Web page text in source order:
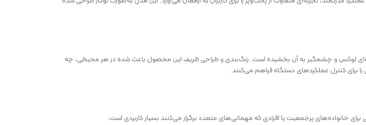
بر استحکام بالا، جلوه‌ای لوکس و چشمگیر به آن بخشیده است. رنگ‌بندی و طراحی ظریف این محصول باعث شده در هر محیطی، چه
برای کنترل عملکردهای دستگاه فراهم می‌کنند.